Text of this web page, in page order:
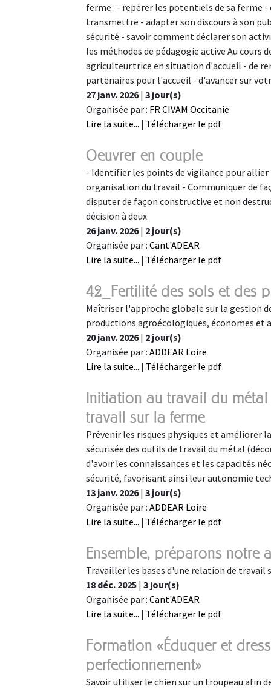
ferme : - repérer les potentiels de sa ferme
transmettre - adapter son discours à son
sécurité - savoir comment déclarer son
les méthodes de pédagogie active Au cours
agriculteur.trice en situation d'accueil - de
partenaires pour l'accueil - d'avancer sur
27 janv. 2026| 3 jour(s)
Organisée par : FR CIVAM Occitanie
Lire la suite... | Télécharger le pdf
Oeuvrer en couple
- Identifier les points de vigilance pour
organisation du travail - Communiquer de
disputer de façon constructive et non
décision à deux
26 janv. 2026| 2 jour(s)
Organisée par : Cant'ADEAR
Lire la suite... | Télécharger le pdf
42_Fertilité des sols et des
Maîtriser l'approche globale sur la gestion
productions agroécologiques, économes
20 janv. 2026| 2 jour(s)
Organisée par : ADDEAR Loire
Lire la suite... | Télécharger le pdf
Initiation au travail du
travail sur la ferme
Prévenir les risques physiques et
sécurisée des outils de travail du métal
d'avoir les connaissances et les capacités
sécurité, favorisant ainsi leur autonomie
13 janv. 2026| 3 jour(s)
Organisée par : ADDEAR Loire
Lire la suite... | Télécharger le pdf
Ensemble, préparons notre
Travailler les bases d'une relation de travail
18 déc. 2025 | 3 jour(s)
Organisée par : Cant'ADEAR
Lire la suite... | Télécharger le pdf
Formation «Éduquer et
perfectionnement»
Savoir utiliser le chien sur un troupeau afin